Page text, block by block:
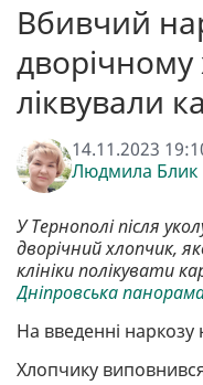
Вбивчий
ліквували
14.11.2023
Людмила Блик
У Тернополі після
дворічний хлопчик,
клініки полікувати
Дніпровська
На введенні наркозу
Хлопчику